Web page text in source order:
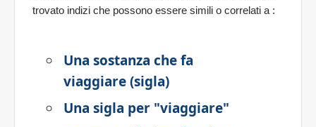
trovato indizi che possono essere simili o correlati a :
Una sostanza che fa
viaggiare (sigla)
Una sigla per "viaggiare"